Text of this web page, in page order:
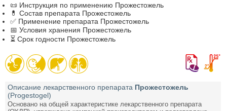
📜 Инструкция по применению Прожестожель
💊 Состав препарата Прожестожель
✅ Применение препарата Прожестожель
📅 Условия хранения Прожестожель
⏳ Срок годности Прожестожель
Описание лекарственного препарата Прожестожель
(Progestogel)
Основано на общей характеристике лекарственного препарата